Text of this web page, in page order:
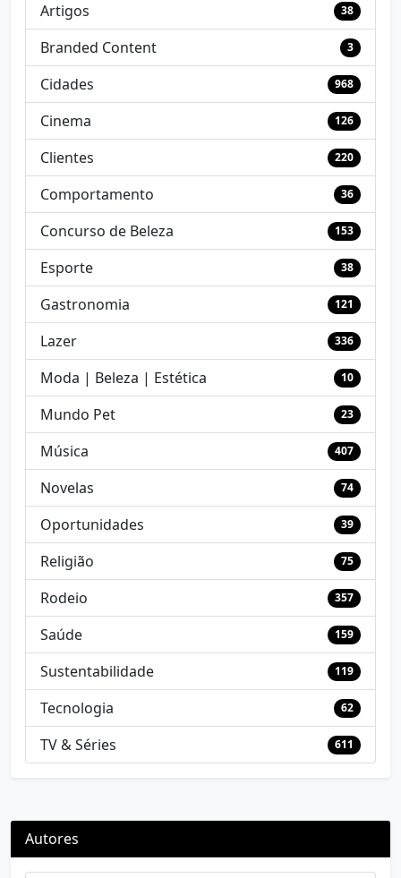
Artigos 38
Branded Content 3
Cidades 968
Cinema 126
Clientes 220
Comportamento 36
Concurso de Beleza 153
Esporte 38
Gastronomia 121
Lazer 336
Moda | Beleza | Estética 10
Mundo Pet 23
Música 407
Novelas 74
Oportunidades 39
Religião 75
Rodeio 357
Saúde 159
Sustentabilidade 119
Tecnologia 62
TV & Séries 611
Autores